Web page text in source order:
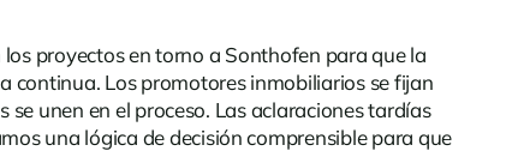
proyectos en torno a Sonthofen para que la
continua. Los promotores inmobiliarios se fijan
unen en el proceso. Las aclaraciones tardías
una lógica de decisión comprensible para que